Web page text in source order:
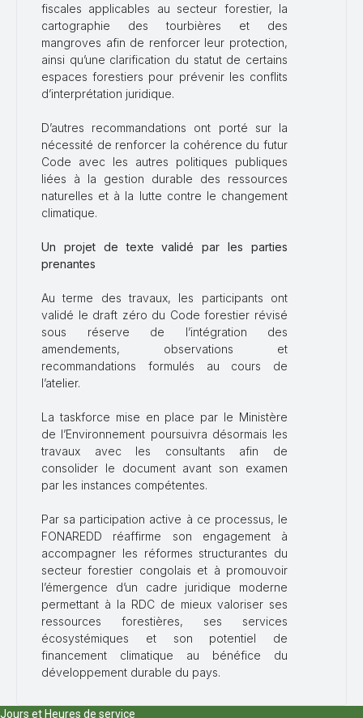
fiscales applicables au secteur forestier, la
cartographie des tourbières et des
mangroves afin de renforcer leur protection,
ainsi qu’une clarification du statut de certains
espaces forestiers pour prévenir les conflits
d’interprétation juridique.
D’autres recommandations ont porté sur la
nécessité de renforcer la cohérence du futur
Code avec les autres politiques publiques
liées à la gestion durable des ressources
naturelles et à la lutte contre le changement
climatique.
Un projet de texte validé par les parties
prenantes
Au terme des travaux, les participants ont
validé le draft zéro du Code forestier révisé
sous réserve de l’intégration des
amendements, observations et
recommandations formulés au cours de
l’atelier.
La taskforce mise en place par le Ministère
de l’Environnement poursuivra désormais les
travaux avec les consultants afin de
consolider le document avant son examen
par les instances compétentes.
Par sa participation active à ce processus, le
FONAREDD réaffirme son engagement à
accompagner les réformes structurantes du
secteur forestier congolais et à promouvoir
l’émergence d’un cadre juridique moderne
permettant à la RDC de mieux valoriser ses
ressources forestières, ses services
écosystémiques et son potentiel de
financement climatique au bénéfice du
développement durable du pays.
Jours et Heures de service